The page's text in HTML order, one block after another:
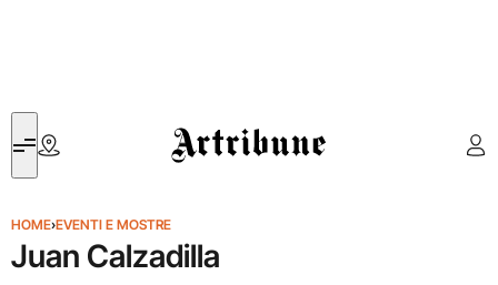
Artribune
HOME›EVENTI E MOSTRE
Juan Calzadilla